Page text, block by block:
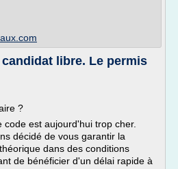
libre. Le permis
?
code est aujourd'hui trop cher.
décidé de vous garantir la
dans des conditions
de bénéficier d'un délai rapide à